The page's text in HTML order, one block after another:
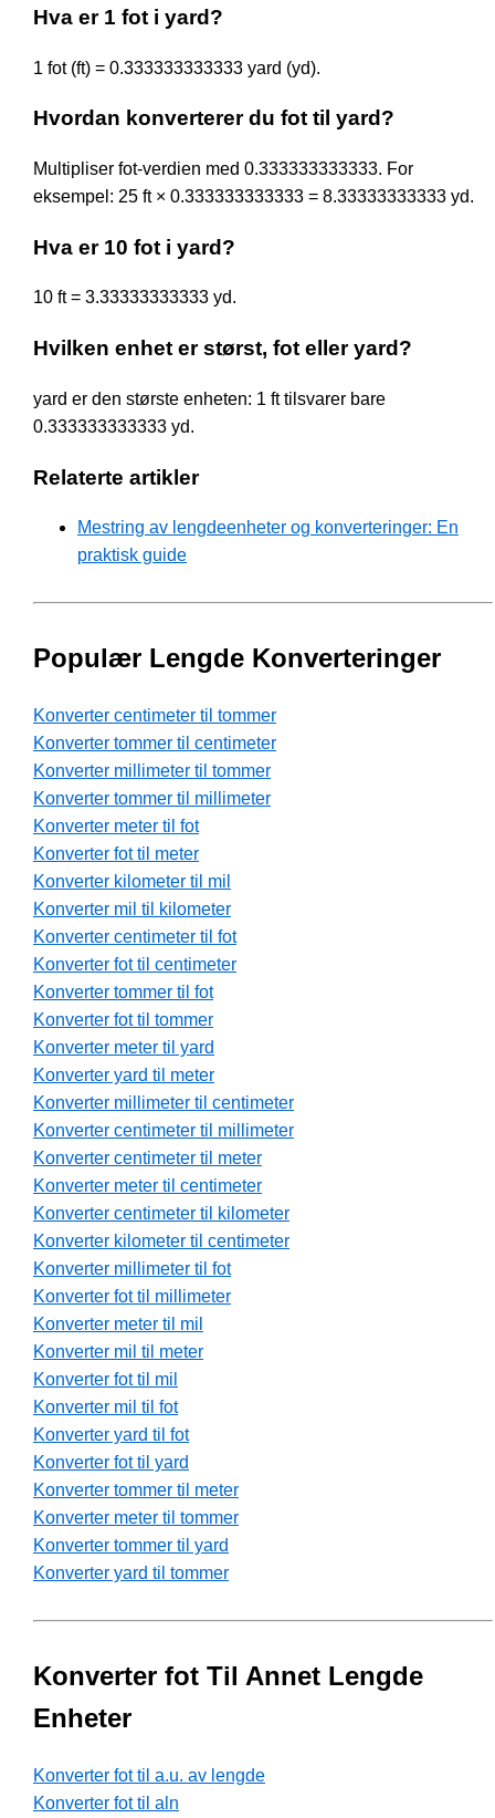
Hva er 1 fot i yard?
1 fot (ft) = 0.333333333333 yard (yd).
Hvordan konverterer du fot til yard?
Multipliser fot-verdien med 0.333333333333. For
eksempel: 25 ft × 0.333333333333 = 8.33333333333 yd.
Hva er 10 fot i yard?
10 ft = 3.33333333333 yd.
Hvilken enhet er størst, fot eller yard?
yard er den største enheten: 1 ft tilsvarer bare
0.333333333333 yd.
Relaterte artikler
Mestring av lengdeenheter og konverteringer: En
praktisk guide
Populær Lengde Konverteringer
Konverter centimeter til tommer
Konverter tommer til centimeter
Konverter millimeter til tommer
Konverter tommer til millimeter
Konverter meter til fot
Konverter fot til meter
Konverter kilometer til mil
Konverter mil til kilometer
Konverter centimeter til fot
Konverter fot til centimeter
Konverter tommer til fot
Konverter fot til tommer
Konverter meter til yard
Konverter yard til meter
Konverter millimeter til centimeter
Konverter centimeter til millimeter
Konverter centimeter til meter
Konverter meter til centimeter
Konverter centimeter til kilometer
Konverter kilometer til centimeter
Konverter millimeter til fot
Konverter fot til millimeter
Konverter meter til mil
Konverter mil til meter
Konverter fot til mil
Konverter mil til fot
Konverter yard til fot
Konverter fot til yard
Konverter tommer til meter
Konverter meter til tommer
Konverter tommer til yard
Konverter yard til tommer
Konverter fot Til Annet Lengde
Enheter
Konverter fot til a.u. av lengde
Konverter fot til aln